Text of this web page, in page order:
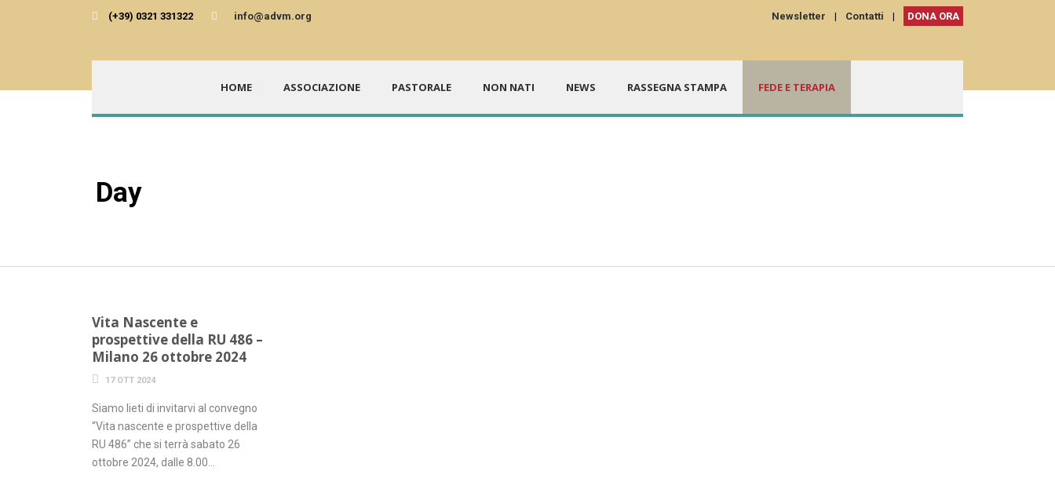
(+39) 0321 331322 info@advm.org Newsletter | Contatti | DONA ORA
HOME ASSOCIAZIONE PASTORALE NON NATI NEWS RASSEGNA STAMPA FEDE E TERAPIA
Day
Vita Nascente e
prospettive della RU 486 –
Milano 26 ottobre 2024
17 OTT 2024
Siamo lieti di invitarvi al convegno
“Vita nascente e prospettive della
RU 486” che si terrà sabato 26
ottobre 2024, dalle 8.00...